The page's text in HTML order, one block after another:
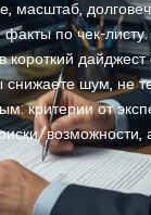
масштаб,
по чек-
короткий
шум, не
критерии от
возможности,